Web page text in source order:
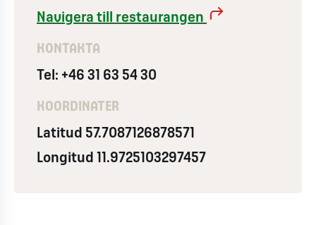
Navigera till restaurangen
KONTAKTA
Tel: +46 31 63 54 30
KOORDINATER
Latitud 57.7087126878571
Longitud 11.9725103297457